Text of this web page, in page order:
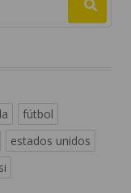
fútbol
estados unidos